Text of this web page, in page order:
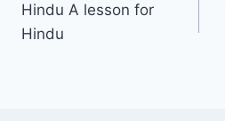
Hindu A lesson for
Hindu